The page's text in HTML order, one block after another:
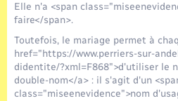
Elle n'a <span
faire</span>.
Toutefois, le mariage permet à
href="https://www.perriers-sur-
didentite/?xml=F868">d'utiliser le
double-nom</a> : il s'agit d'un
class="miseenevidence">nom